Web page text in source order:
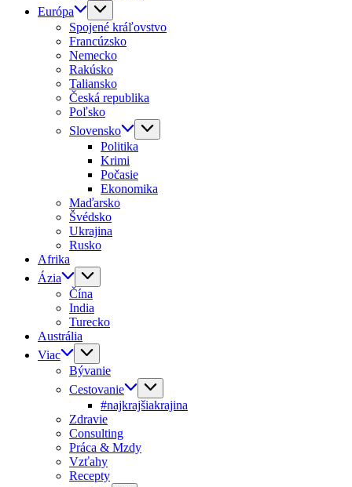
Európa
Spojené kráľovstvo
Francúzsko
Nemecko
Rakúsko
Taliansko
Česká republika
Poľsko
Slovensko
Politika
Krimi
Počasie
Ekonomika
Maďarsko
Švédsko
Ukrajina
Rusko
Afrika
Ázia
Čína
India
Turecko
Austrália
Viac
Bývanie
Cestovanie
#najkrajšiakrajina
Zdravie
Consulting
Práca & Mzdy
Vzťahy
Recepty